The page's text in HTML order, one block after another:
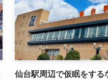
仙台駅周辺で仮眠をする